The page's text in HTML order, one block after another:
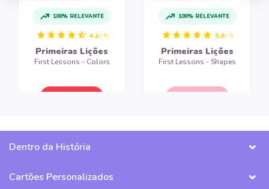
100% RELEVANTE
4.2 / 5
Primeiras Lições
First Lessons - Colors
100% RELEVANTE
5.0/ 5
Primeiras Lições
First Lessons - Shapes
Dentro da História
Cartões Personalizados